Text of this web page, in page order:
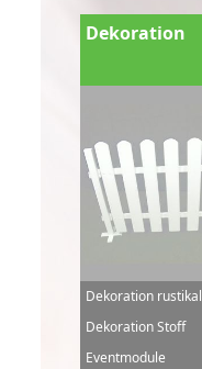
Dekoration
Dekoration rustikal
Dekoration Stoff
Eventmodule